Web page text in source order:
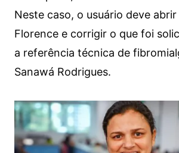
Neste caso, o usuário deve
Florence e corrigir o que foi
a referência técnica de
Sanawá Rodrigues.